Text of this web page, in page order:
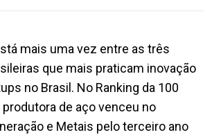
mais uma vez entre as três
que mais praticam inovação
no Brasil. No Ranking da 100
produtora de aço venceu no
e Metais pelo terceiro ano